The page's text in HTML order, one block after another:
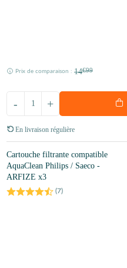
Prix de comparaison : 14€99
+
-
En livraison régulière
Cartouche filtrante compatible
AquaClean Philips / Saeco -
ARFIZE x3
(7)